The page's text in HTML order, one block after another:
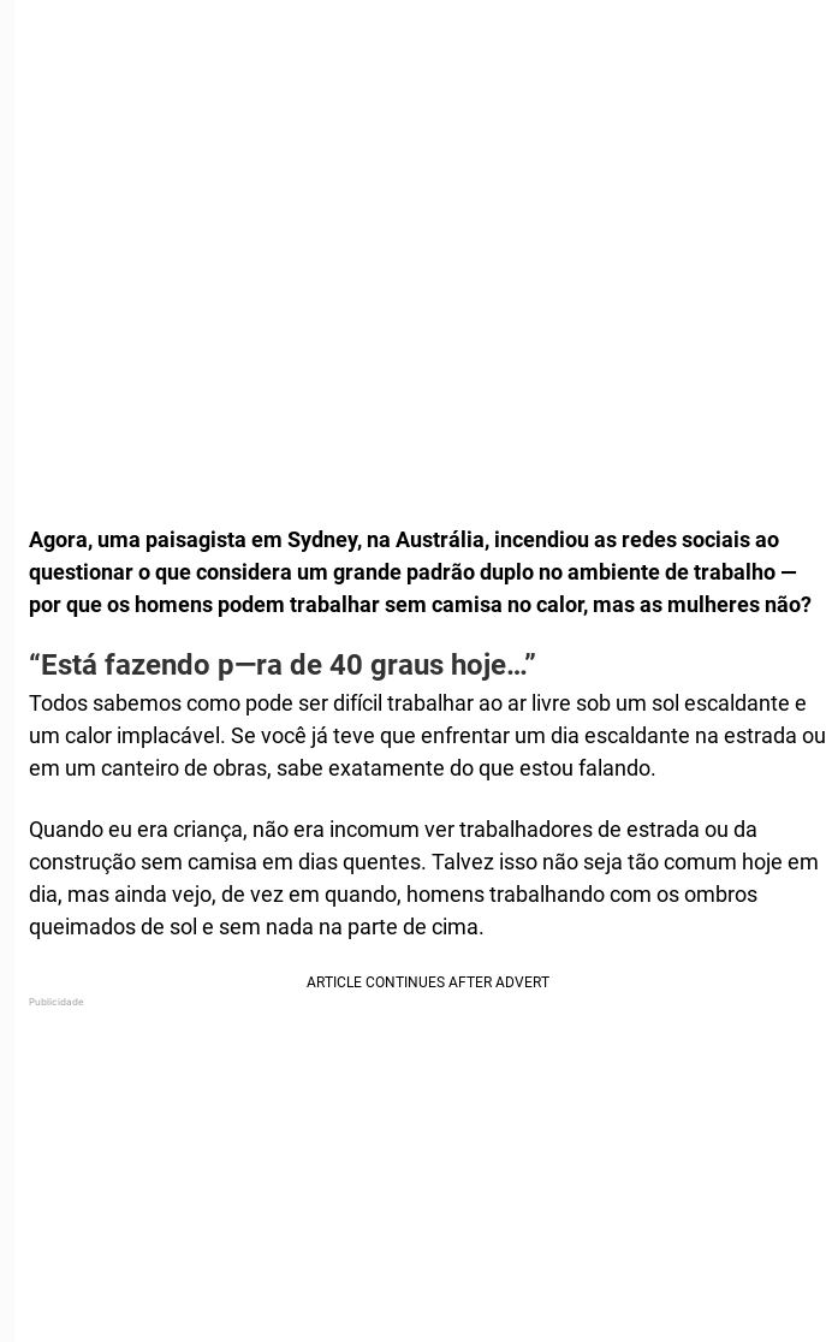
Agora, uma paisagista em Sydney, na Austrália, incendiou as redes sociais ao
questionar o que considera um grande padrão duplo no ambiente de trabalho —
por que os homens podem trabalhar sem camisa no calor, mas as mulheres não?
“Está fazendo p—ra de 40 graus hoje…”
Todos sabemos como pode ser difícil trabalhar ao ar livre sob um sol escaldante e
um calor implacável. Se você já teve que enfrentar um dia escaldante na estrada ou
em um canteiro de obras, sabe exatamente do que estou falando.
Quando eu era criança, não era incomum ver trabalhadores de estrada ou da
construção sem camisa em dias quentes. Talvez isso não seja tão comum hoje em
dia, mas ainda vejo, de vez em quando, homens trabalhando com os ombros
queimados de sol e sem nada na parte de cima.